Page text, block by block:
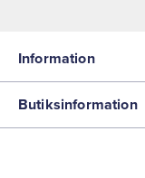
Information
Butiksinformation